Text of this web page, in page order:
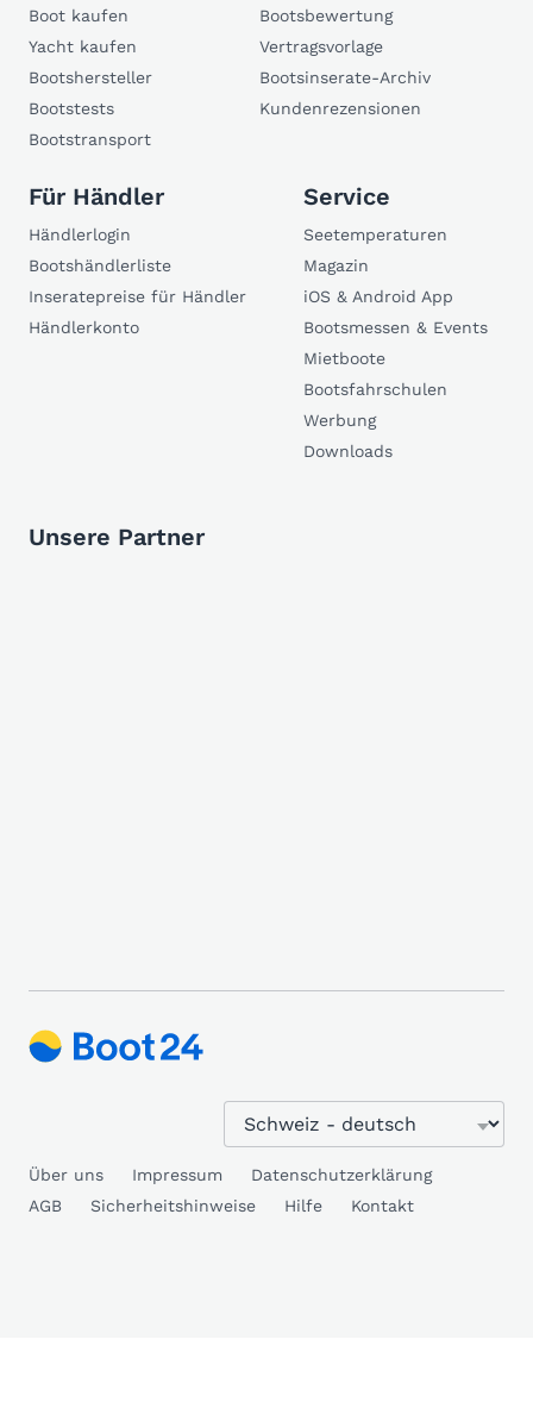
Boot kaufen
Yacht kaufen
Bootshersteller
Bootstests
Bootstransport
Bootsbewertung
Vertragsvorlage
Bootsinserate-Archiv
Kundenrezensionen
Für Händler
Händlerlogin
Bootshändlerliste
Inseratepreise für Händler
Händlerkonto
Service
Seetemperaturen
Magazin
iOS & Android App
Bootsmessen & Events
Mietboote
Bootsfahrschulen
Werbung
Downloads
Unsere Partner
Über uns Impressum
Datenschutzerklärung
AGB
Sicherheitshinweise Hilfe Kontakt